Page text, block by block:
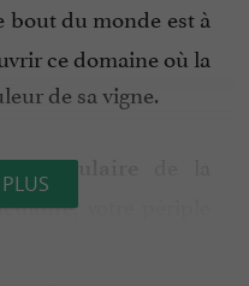
du monde est à
ce domaine où la
de sa vigne.
séculaire
votre périple